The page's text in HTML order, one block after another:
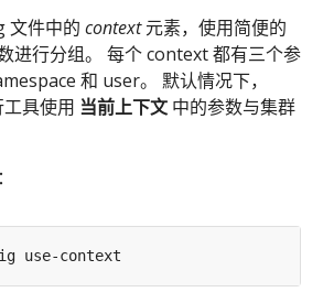
文件中的 context元素，使用简便的
进行分组。 每个 context 都有三个参
和 user。 默认情况下，
具使用 当前上下文中的参数与集群